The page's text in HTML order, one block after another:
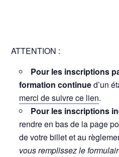
ATTENTION :
Pour les inscriptions
formation continued’un
merci de suivre ce lien.
Pour les inscriptions
rendre en bas de la page
de votre billet et au
vous remplissez le